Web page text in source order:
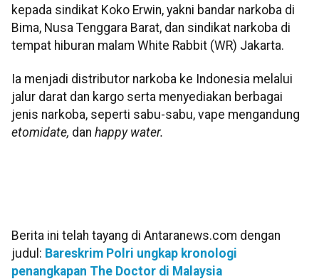
kepada sindikat Koko Erwin, yakni bandar narkoba di
Bima, Nusa Tenggara Barat, dan sindikat narkoba di
tempat hiburan malam White Rabbit (WR) Jakarta.
Ia menjadi distributor narkoba ke Indonesia melalui
jalur darat dan kargo serta menyediakan berbagai
jenis narkoba, seperti sabu-sabu, vape mengandung
etomidate, dan happy water.
Berita ini telah tayang di Antaranews.com dengan
judul: Bareskrim Polri ungkap kronologi
penangkapan The Doctor di Malaysia